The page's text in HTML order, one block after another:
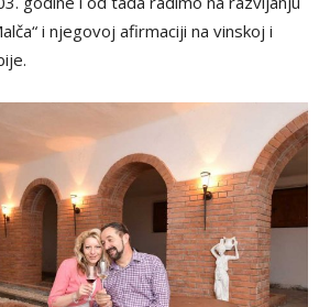
i njegovoj afirmaciji na vinskoj i